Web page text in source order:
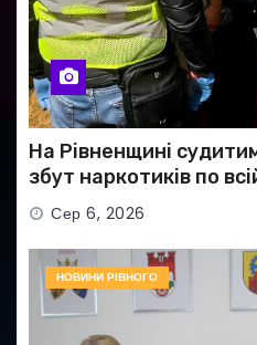
На Рівненщині
збут наркотиків по
Сер 6, 2026
НОВИНИ РІВНОГО